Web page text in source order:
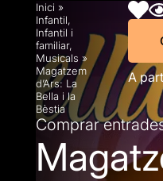
Inici »
Infantil,
Infantil i
familiar,
Musicals »
Magatzem
d’Ars: La
Bella i la
Bèstia
A
Comprar